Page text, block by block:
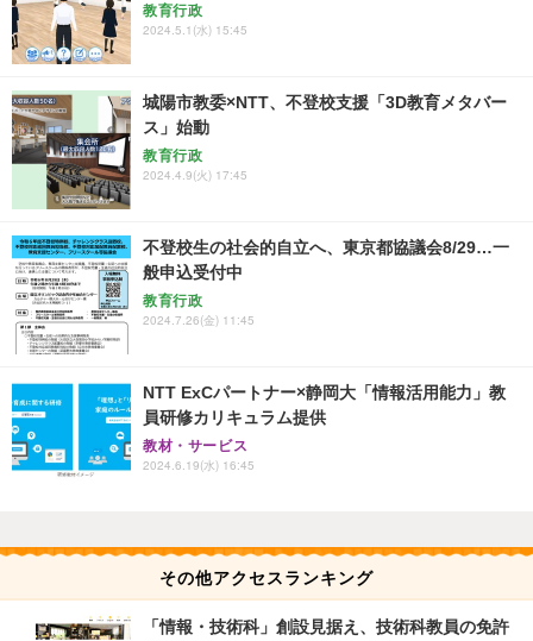
教育行政
2024.5.1(水) 15:45
城陽市教委×NTT、不登校支援「3D教育メタバー
ス」始動
教育行政
2024.4.9(火) 17:45
不登校生の社会的自立へ、東京都協議会8/29…一
般申込受付中
教育行政
2024.7.26(金) 11:45
NTT ExCパートナー×静岡大「情報活用能力」教
員研修カリキュラム提供
教材・サービス
2024.6.19(水) 16:45
その他アクセスランキング
「情報・技術科」創設見据え、技術科教員の免許